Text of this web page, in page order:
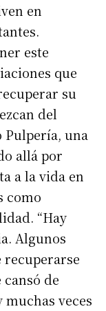
en
este
que
su
del
Pulpería, una
allá por
a la vida en
como
“Hay
Algunos
recuperarse
de
veces